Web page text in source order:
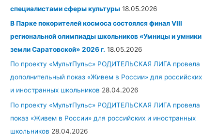
специалистами сферы культуры 18.05.2026
В Парке покорителей космоса состоялся финал VIII
региональной олимпиады школьников «Умницы и умники
земли Саратовской» 2026 г. 18.05.2026
По проекту «МультПульс» РОДИТЕЛЬСКАЯ ЛИГА провела
дополнительный показ «Живем в России» для российских
и иностранных школьников 28.04.2026
По проекту «МультПульс» РОДИТЕЛЬСКАЯ ЛИГА провела
показ «Живем в России» для российских и иностранных
школьников 28.04.2026